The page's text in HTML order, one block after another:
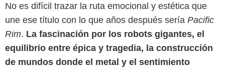
No es difícil trazar la ruta emocional y estética que
une ese título con lo que años después sería Pacific
Rim. La fascinación por los robots gigantes, el
equilibrio entre épica y tragedia, la construcción
de mundos donde el metal y el sentimiento